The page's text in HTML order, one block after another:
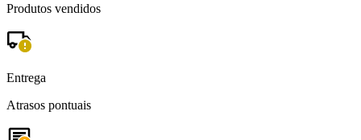
Produtos vendidos
Entrega
Atrasos pontuais